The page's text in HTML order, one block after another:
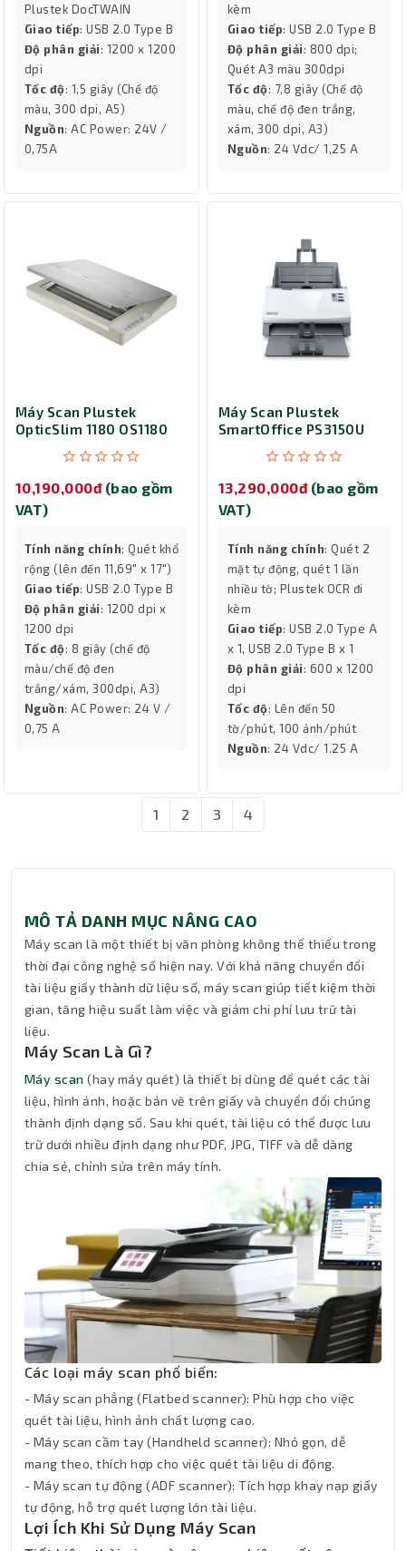
Plustek DocTWAIN
Giao tiếp: USB 2.0 Type B
Độ phân giải: 1200 x 1200
dpi
Tốc độ: 1,5 giây (Chế độ
màu, 300 dpi, A5)
Nguồn: AC Power: 24V /
0,75A
kèm
Giao tiếp: USB 2.0 Type B
Độ phân giải: 800 dpi;
Quét A3 màu 300dpi
Tốc độ: 7,8 giây (Chế độ
màu, chế độ đen trắng,
xám, 300 dpi, A3)
Nguồn: 24 Vdc/ 1,25 A
Máy Scan Plustek
OpticSlim 1180 OS1180
10,190,000đ (bao gồm
VAT)
Tính năng chính: Quét khổ
rộng (lên đến 11,69" x 17")
Giao tiếp: USB 2.0 Type B
Độ phân giải: 1200 dpi x
1200 dpi
Tốc độ: 8 giây (chế độ
màu/chế độ đen
trắng/xám, 300dpi, A3)
Nguồn: AC Power: 24 V /
0,75 A
Máy Scan Plustek
SmartOffice PS3150U
13,290,000đ (bao gồm
VAT)
Tính năng chính: Quét 2
mặt tự động, quét 1 lần
nhiều tờ; Plustek OCR đi
kèm
Giao tiếp: USB 2.0 Type A
x 1, USB 2.0 Type B x 1
Độ phân giải: 600 x 1200
dpi
Tốc độ: Lên đến 50
tờ/phút, 100 ảnh/phút
Nguồn: 24 Vdc/ 1.25 A
1 2 3 4
MÔ TẢ DANH MỤC NÂNG CAO
Máy scan là một thiết bị văn phòng không thể thiếu trong
thời đại công nghệ số hiện nay. Với khả năng chuyển đổi
tài liệu giấy thành dữ liệu số, máy scan giúp tiết kiệm thời
gian, tăng hiệu suất làm việc và giảm chi phí lưu trữ tài
liệu.
Máy Scan Là Gì?
Máy scan (hay máy quét) là thiết bị dùng để quét các tài
liệu, hình ảnh, hoặc bản vẽ trên giấy và chuyển đổi chúng
thành định dạng số. Sau khi quét, tài liệu có thể được lưu
trữ dưới nhiều định dạng như PDF, JPG, TIFF và dễ dàng
chia sẻ, chỉnh sửa trên máy tính.
Các loại máy scan phổ biến:
- Máy scan phẳng (Flatbed scanner): Phù hợp cho việc
quét tài liệu, hình ảnh chất lượng cao.
- Máy scan cầm tay (Handheld scanner): Nhỏ gọn, dễ
mang theo, thích hợp cho việc quét tài liệu di động.
- Máy scan tự động (ADF scanner): Tích hợp khay nạp giấy
tự động, hỗ trợ quét lượng lớn tài liệu.
Lợi Ích Khi Sử Dụng Máy Scan